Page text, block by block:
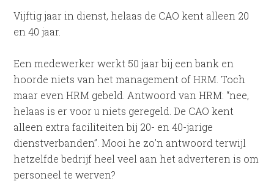
Vijftig jaar in dienst, helaas de CAO kent alleen 20
en 40 jaar.
Een medewerker werkt 50 jaar bij een bank en
hoorde niets van het management of HRM. Toch
maar even HRM gebeld. Antwoord van HRM: “nee,
helaas is er voor u niets geregeld. De CAO kent
alleen extra faciliteiten bij 20- en 40-jarige
dienstverbanden”. Mooi he zo’n antwoord terwijl
hetzelfde bedrijf heel veel aan het adverteren is om
personeel te werven?